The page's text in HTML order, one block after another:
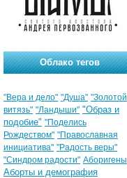
Облако тегов
"Вера и дело" "Душа" "Золотой
витязь" "Ландыши" "Образ и
подобие" "Поделись
Рождеством" "Православная
инициатива" "Радость веры"
"Синдром радости" Аборигены
Аборты и демография